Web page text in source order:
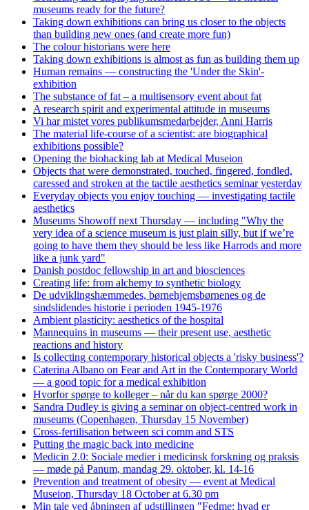
museums ready for the future?
Taking down exhibitions can bring us closer to the objects
than building new ones (and create more fun)
The colour historians were here
Taking down exhibitions is almost as fun as building them up
Human remains — constructing the 'Under the Skin'-
exhibition
The substance of fat – a multisensory event about fat
A research spirit and experimental attitude in museums
Vi har mistet vores publikumsmedarbejder, Anni Harris
The material life-course of a scientist: are biographical
exhibitions possible?
Opening the biohacking lab at Medical Museion
Objects that were demonstrated, touched, fingered, fondled,
caressed and stroken at the tactile aesthetics seminar yesterday
Everyday objects you enjoy touching — investigating tactile
aesthetics
Museums Showoff next Thursday — including "Why the
very idea of a science museum is just plain silly, but if we’re
going to have them they should be less like Harrods and more
like a junk yard"
Danish postdoc fellowship in art and biosciences
Creating life: from alchemy to synthetic biology
De udviklingshæmmedes, børnehjemsbørnenes og de
sindslidendes historie i perioden 1945-1976
Ambient plasticity: aesthetics of the hospital
Mannequins in museums — their present use, aesthetic
reactions and history
Is collecting contemporary historical objects a 'risky business'?
Caterina Albano on Fear and Art in the Contemporary World
— a good topic for a medical exhibition
Hvorfor spørge to kolleger – når du kan spørge 2000?
Sandra Dudley is giving a seminar on object-centred work in
museums (Copenhagen, Thursday 15 November)
Cross-fertilisation between sci comm and STS
Putting the magic back into medicine
Medicin 2.0: Sociale medier i medicinsk forskning og praksis
— møde på Panum, mandag 29. oktober, kl. 14-16
Prevention and treatment of obesity — event at Medical
Museion, Thursday 18 October at 6.30 pm
Min tale ved åbningen af udstillingen "Fedme: hvad er